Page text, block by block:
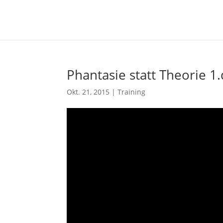
Phantasie statt Theorie
Okt. 21, 2015 |Training